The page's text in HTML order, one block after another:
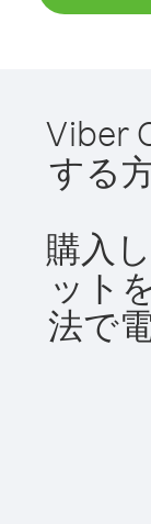
Viber
する
購入
ット
法で